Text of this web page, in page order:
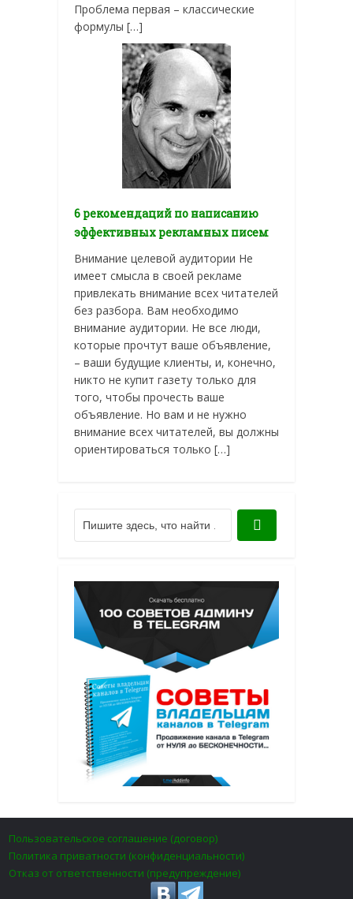
Проблема первая – классические
формулы […]
6 рекомендаций по написанию
эффективных рекламных писем
Внимание целевой аудитории Не
имеет смысла в своей рекламе
привлекать внимание всех читателей
без разбора. Вам необходимо
внимание аудитории. Не все люди,
которые прочтут ваше объявление,
– ваши будущие клиенты, и, конечно,
никто не купит газету только для
того, чтобы прочесть ваше
объявление. Но вам и не нужно
внимание всех читателей, вы должны
ориентироваться только […]
Пользовательское соглашение (договор)
Политика приватности (конфиденциальности)
Отказ от ответственности (предупреждение)